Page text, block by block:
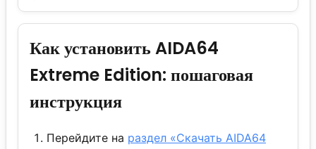
Как установить AIDA64
Extreme Edition: пошаговая
инструкция
Перейдите на раздел «Скачать AIDA64